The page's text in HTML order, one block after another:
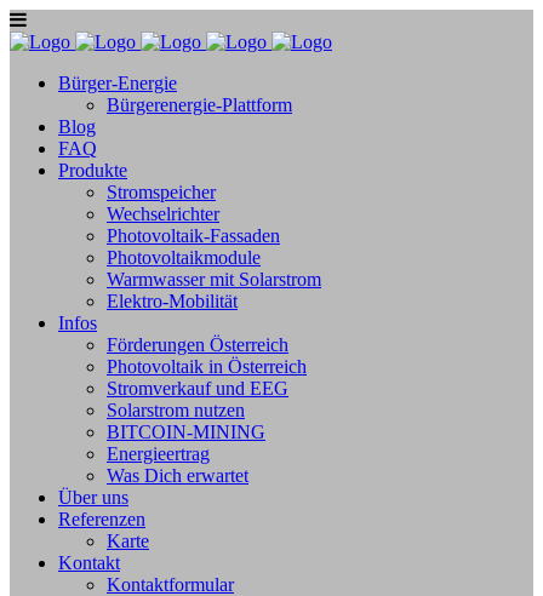
Bürger-Energie
Bürgerenergie-Plattform
Blog
FAQ
Produkte
Stromspeicher
Wechselrichter
Photovoltaik-Fassaden
Photovoltaikmodule
Warmwasser mit Solarstrom
Elektro-Mobilität
Infos
Förderungen Österreich
Photovoltaik in Österreich
Stromverkauf und EEG
Solarstrom nutzen
BITCOIN-MINING
Energieertrag
Was Dich erwartet
Über uns
Referenzen
Karte
Kontakt
Kontaktformular